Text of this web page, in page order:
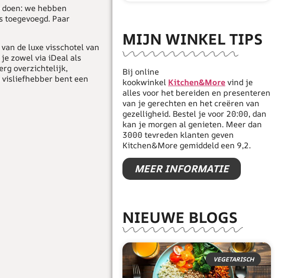
we hebben
Paar
de luxe visschotel van
zowel via iDeal als
overzichtelijk,
bent een
MIJN WINKEL TIPS
Bij online
kookwinkel Kitchen&Morevind je
alles voor het bereiden en presenteren
van je gerechten en het creëren van
gezelligheid. Bestel je voor 20:00, dan
kan je morgen al genieten. Meer dan
3000 tevreden klanten geven
Kitchen&More gemiddeld een 9,2.
MEER INFORMATIE
NIEUWE BLOGS
VEGETARISCH